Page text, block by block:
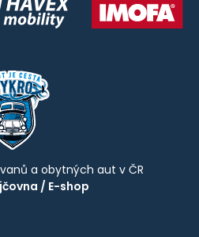
a obytných aut v ČR
/ E-shop